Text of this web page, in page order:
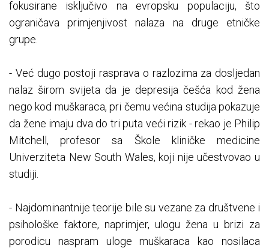
fokusirane isključivo na evropsku populaciju, što
ograničava primjenjivost nalaza na druge etničke
grupe.
- Već dugo postoji rasprava o razlozima za dosljedan
nalaz širom svijeta da je depresija češća kod žena
nego kod muškaraca, pri čemu većina studija pokazuje
da žene imaju dva do tri puta veći rizik - rekao je Philip
Mitchell, profesor sa Škole kliničke medicine
Univerziteta New South Wales, koji nije učestvovao u
studiji.
- Najdominantnije teorije bile su vezane za društvene i
psihološke faktore, naprimjer, ulogu žena u brizi za
porodicu naspram uloge muškaraca kao nosilaca